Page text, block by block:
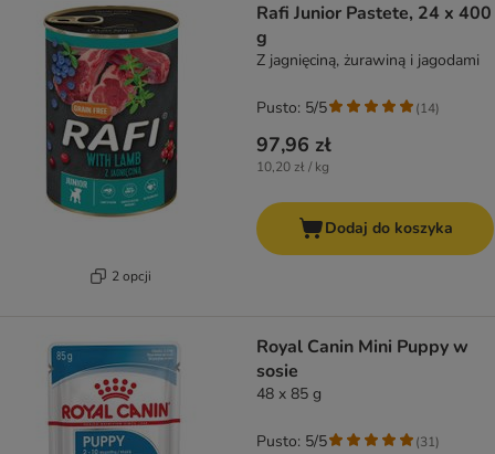
2 opcji
Rafi Junior Pastete, 24 x 400
g
Z jagnięciną, żurawiną i jagodami
97,96 zł
10,20 zł / kg
Pusto: 5/5 (14)
Dodaj do koszyka
Royal Canin Mini Puppy w
sosie
48 x 85 g
Pusto: 5/5 (31)